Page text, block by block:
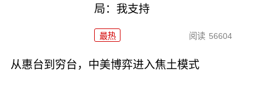
局：我支持
最热 阅读 56604
从惠台到穷台，中美博弈进入焦土模式